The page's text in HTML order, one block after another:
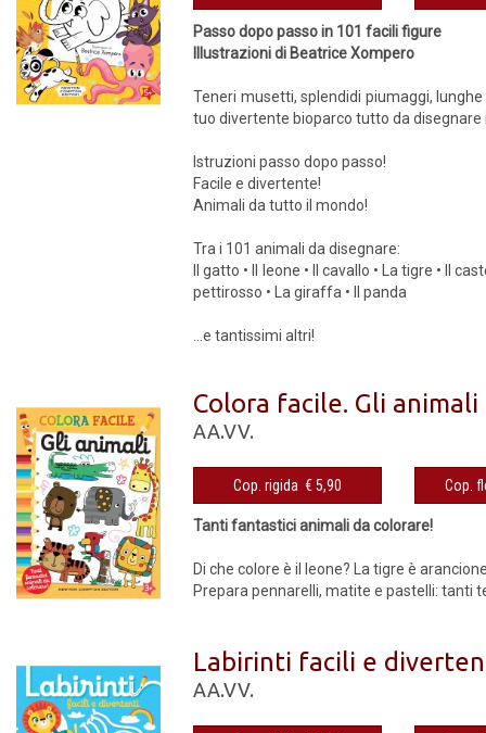
Passo dopo passo in 101 facili figure
Illustrazioni di Beatrice Xompero
Teneri musetti, splendidi piumaggi,
tuo divertente bioparco tutto da disegnare
Istruzioni passo dopo passo!
Facile e divertente!
Animali da tutto il mondo!
Tra i 101 animali da disegnare:
Il gatto • Il leone • Il cavallo • La tigre • Il
pettirosso • La giraffa • Il panda
...e tantissimi altri!
Colora facile. Gli animali
AA.VV.
Cop. rigida € 5,90
Tanti fantastici animali da colorare!
Di che colore è il leone? La tigre è
Prepara pennarelli, matite e pastelli: tanti
Labirinti facili e
AA.VV.